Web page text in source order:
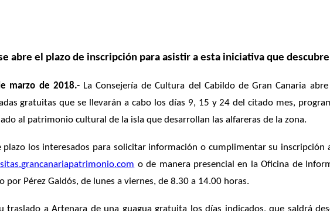
abre el plazo de inscripción para asistir a esta iniciativa que
marzo de 2018.-La Consejería de Cultura del Cabildo de Gran Canaria
gratuitas que se llevarán a cabo los días 9, 15 y 24 del citado mes,
al patrimonio cultural de la isla que desarrollan las alfareras de la zona.
los interesados para solicitar información o cumplimentar su inscripción
grancanariapatrimonio.com o de manera presencial en la Oficina de
por Pérez Galdós, de lunes a viernes, de 8.30 a 14.00 horas.
traslado a Artenara de una guagua gratuita los días indicados, que saldrá